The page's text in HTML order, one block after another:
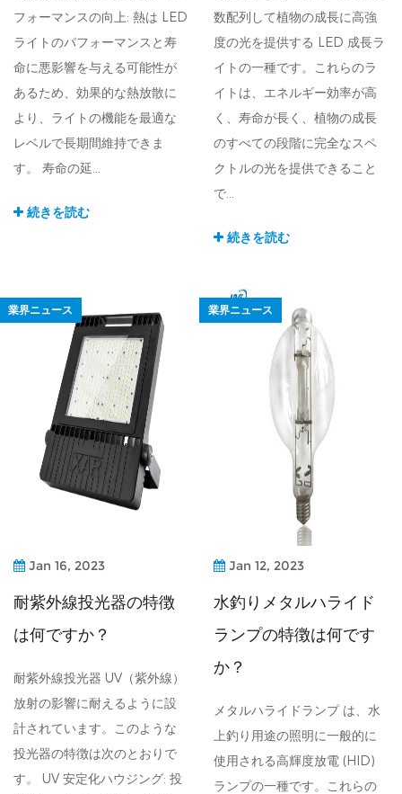
フォーマンスの向上: 熱は LED
ライトのパフォーマンスと寿
命に悪影響を与える可能性が
あるため、効果的な熱放散に
より、ライトの機能を最適な
レベルで長期間維持できま
す。 寿命の延...
続きを読む
数配列して植物の成長に高強
度の光を提供する LED 成長ラ
イトの一種です。これらのラ
イトは、エネルギー効率が高
く、寿命が長く、植物の成長
のすべての段階に完全なスペ
クトルの光を提供できること
で...
続きを読む
業界ニュース
Jan 16, 2023
耐紫外線投光器の特徴
は何ですか？
耐紫外線投光器 UV（紫外線）
放射の影響に耐えるように設
計されています。このような
投光器の特徴は次のとおりで
す。 UV 安定化ハウジング: 投
業界ニュース
Jan 12, 2023
水釣りメタルハライド
ランプの特徴は何です
か？
メタルハライドランプ は、水
上釣り用途の照明に一般的に
使用される高輝度放電 (H​​ID)
ランプの一種です。これらの